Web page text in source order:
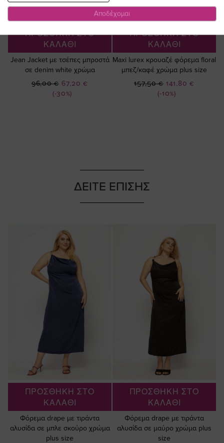
ΠΡΟΣΘΗΚΗ ΣΤΟ
ΚΑΛΑΘΙ
Jean Jacket με τσέπες μπροστά
σε denim white χρώμα
(-30%)
Ειδική
Τιμή
67,20 €
96,00 €
ΠΡΟΣΘΗΚΗ ΣΤΟ
ΚΑΛΑΘΙ
Maxi lurex κρουαζέ φόρεμα floral
μπεζ/καφέ χρώμα plus size
(-10%)
Ειδική
Τιμή
141,80 €
157,50 €
ΠΡΟΣΘΗΚΗ ΣΤΟ
ΚΑΛΑΘΙ
Φόρεμα drape με τιράντα
αλυσίδα σε μπλε σκούρο χρώμα
plus size
ΠΡΟΣΘΗΚΗ ΣΤΟ
ΚΑΛΑΘΙ
Φόρεμα drape με τιράντα
αλυσίδα σε μαύρο χρώμα plus
size
ΔΕΙΤΕ ΕΠΙΣΗΣ
Αποδέχομαι